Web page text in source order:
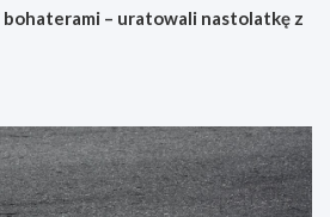
– uratowali nastolatkę z